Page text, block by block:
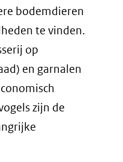
bodemdieren
te vinden.
op
en garnalen
zijn de